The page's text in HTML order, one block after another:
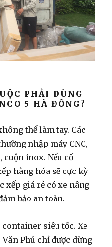
PHẢI DÙNG
5 HÀ ĐÔNG?
thể làm tay. Các
nhập máy CNC,
inox. Nếu cố
hàng hóa sẽ cực kỳ
xếp giá rẻ có xe nâng
bảo an toàn.
container siêu tốc. Xe
Phú chỉ được dừng